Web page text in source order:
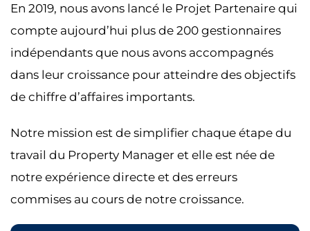
En 2019, nous avons lancé le Projet Partenaire qui
compte aujourd’hui plus de 200 gestionnaires
indépendants que nous avons accompagnés
dans leur croissance pour atteindre des objectifs
de chiffre d’affaires importants.
Notre mission est de simplifier chaque étape du
travail du Property Manager et elle est née de
notre expérience directe et des erreurs
commises au cours de notre croissance.